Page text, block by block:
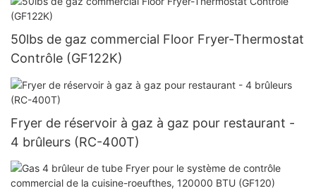
50lbs de gaz commercial Floor Fryer-Thermostat
Contrôle (GF122K)
Fryer de réservoir à gaz à gaz pour restaurant -
4 brûleurs (RC-400T)